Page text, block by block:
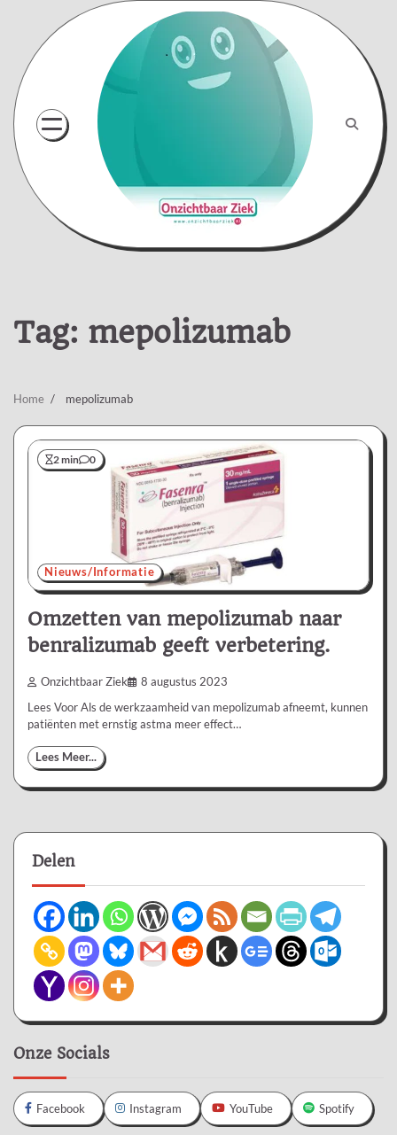
content
Tag: mepolizumab
Home mepolizumab
2 min 0
Nieuws/Informatie
Omzetten van mepolizumab naar
benralizumab geeft verbetering.
Onzichtbaar Ziek 8 augustus 2023
Lees Voor Als de werkzaamheid van mepolizumab afneemt, kunnen
patiënten met ernstig astma meer effect…
Lees Meer...
Delen
Onze Socials
Facebook Instagram YouTube Spotify